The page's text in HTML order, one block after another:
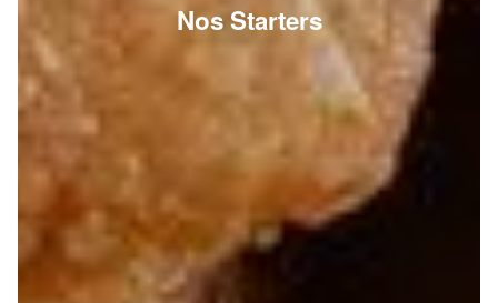
Nos Starters